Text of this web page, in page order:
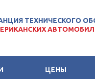
ТЕХНИЧЕСКОГО
ЦЕНЫ